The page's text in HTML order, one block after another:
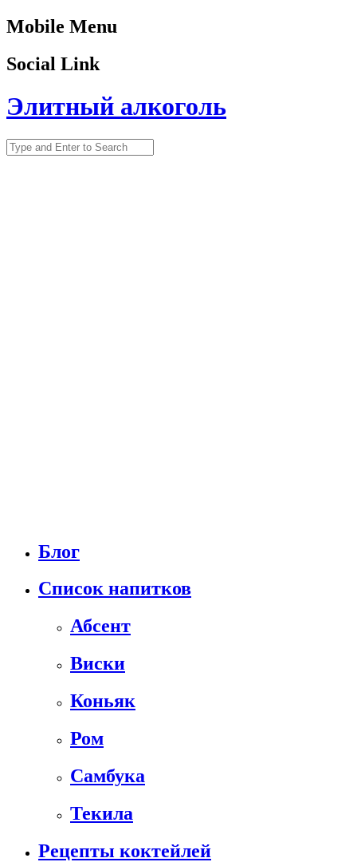
Mobile Menu
Social Link
Элитный алкоголь
Блог
Список напитков
Абсент
Виски
Коньяк
Ром
Самбука
Текила
Рецепты коктейлей